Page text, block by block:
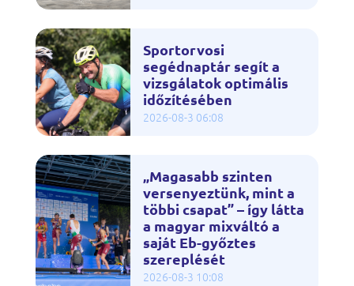
Sportorvosi
segédnaptár segít a
vizsgálatok optimális
időzítésében
2026-08-3 06:08
„Magasabb szinten
versenyeztünk, mint a
többi csapat” – így látta
a magyar mixváltó a
saját Eb-győztes
szereplését
2026-08-3 10:08